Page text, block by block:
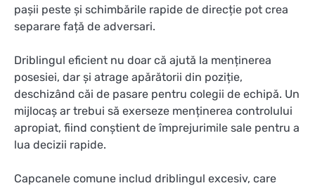
pașii peste și schimbările rapide de direcție pot crea
separare față de adversari.
Driblingul eficient nu doar că ajută la menținerea
posesiei, dar și atrage apărătorii din poziție,
deschizând căi de pasare pentru colegii de echipă. Un
mijlocaș ar trebui să exerseze menținerea controlului
apropiat, fiind conștient de împrejurimile sale pentru a
lua decizii rapide.
Capcanele comune includ driblingul excesiv, care